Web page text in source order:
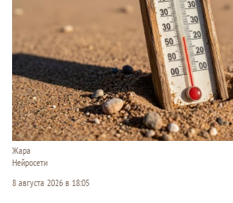
Жара
Нейросети
8 августа 2026 в 18:05